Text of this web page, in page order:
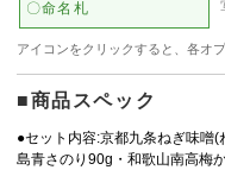
〇命名札
アイコンをクリックすると、各オ
■商品スペック
●セット内容:京都九条ねぎ味噌
島青さのり90g・和歌山南高梅